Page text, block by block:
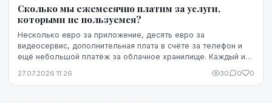
Сколько мы ежемесячно платим за услуги,
которыми не пользуемся?
Несколько евро за приложение, десять евро за
видеосервис, дополнительная плата в счёте за телефон и
ещё небольшой платёж за облачное хранилище. Каждый из
27.07.2026 11:26 30 0 0